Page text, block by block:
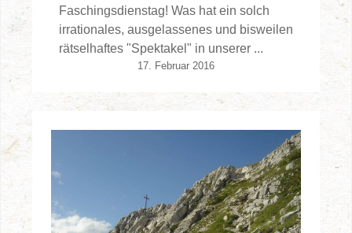
Faschingsdienstag! Was hat ein solch
irrationales, ausgelassenes und bisweilen
rätselhaftes "Spektakel" in unserer ...
17. Februar 2016